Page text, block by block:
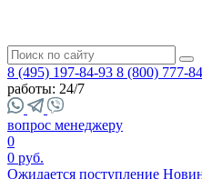
8 (495) 197-84-93 8 (800) 777-
работы: 24/7
вопрос менеджеру
0
0 руб.
Ожидается поступление